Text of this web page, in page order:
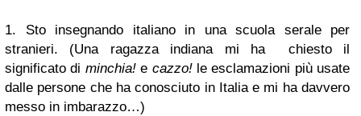
1. Sto insegnando italiano in una scuola serale per
stranieri. (Una ragazza indiana mi ha chiesto il
significato di minchia!e cazzo! le esclamazioni più usate
dalle persone che ha conosciuto in Italia e mi ha davvero
messo in imbarazzo…)